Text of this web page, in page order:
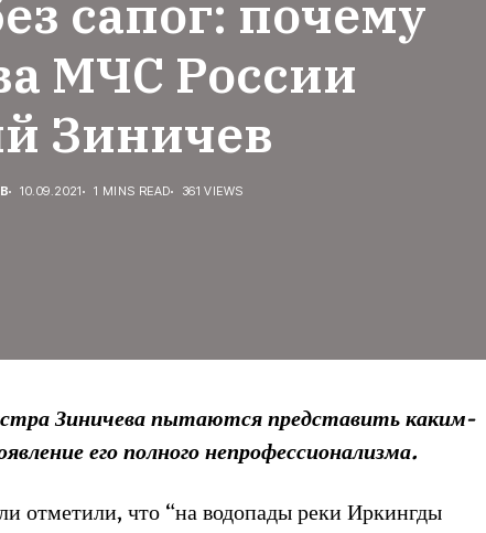
сапог: почему
МЧС России
Зиничев
10.09.2021 1 MINS READ 361 VIEWS
Зиничева пытаются представить каким-
его полного непрофессионализма.
отметили, что “на водопады реки Иркингды